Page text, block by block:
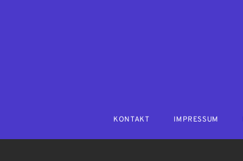
KONTAKT IMPRESSUM